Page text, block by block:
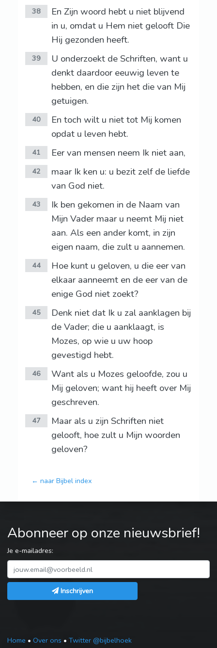
38
En Zijn woord hebt u niet blijvend
in u, omdat u Hem niet gelooft Die
Hij gezonden heeft.
39
U onderzoekt de Schriften, want u
denkt daardoor eeuwig leven te
hebben, en die zijn het die van Mij
getuigen.
40
En toch wilt u niet tot Mij komen
opdat u leven hebt.
41 Eer van mensen neem Ik niet aan,
42
maar Ik ken u: u bezit zelf de liefde
van God niet.
43
Ik ben gekomen in de Naam van
Mijn Vader maar u neemt Mij niet
aan. Als een ander komt, in zijn
eigen naam, die zult u aannemen.
44
Hoe kunt u geloven, u die eer van
elkaar aanneemt en de eer van de
enige God niet zoekt?
45
Denk niet dat Ik u zal aanklagen bij
de Vader; die u aanklaagt, is
Mozes, op wie u uw hoop
gevestigd hebt.
46
Want als u Mozes geloofde, zou u
Mij geloven; want hij heeft over Mij
geschreven.
47
Maar als u zijn Schriften niet
gelooft, hoe zult u Mijn woorden
geloven?
← naar Bijbel index
Abonneer op onze nieuwsbrief!
Je e-mailadres:
Inschrijven
Home • Over ons • Twitter @bijbelhoek